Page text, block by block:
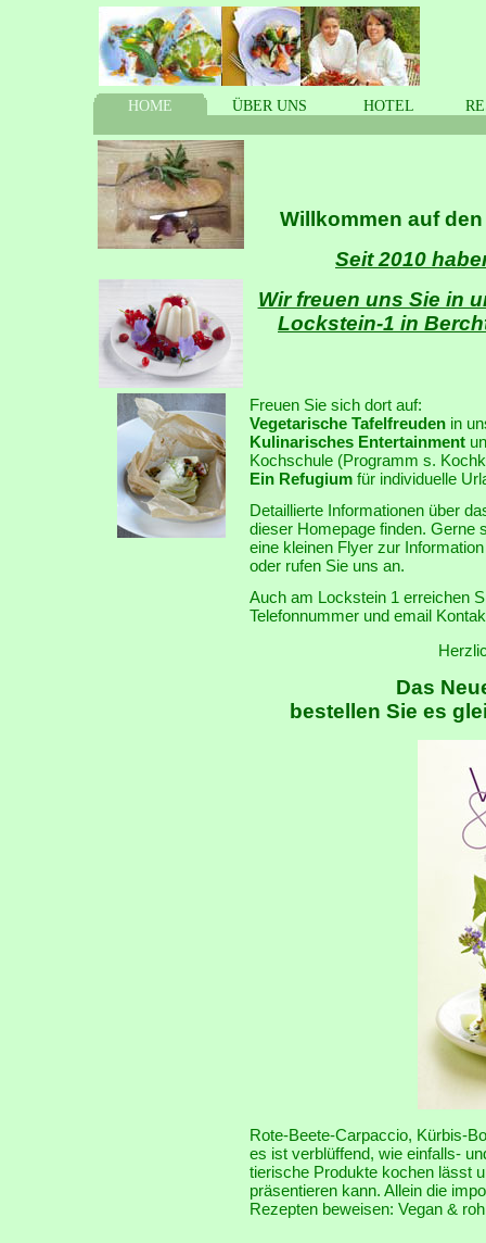
HOME ÜBER. UNS HOTEL
Willkommen auf
Seit 2010
Wir freuen uns Sie in
Lockstein-1 in
Freuen Sie sich dort auf:
Vegetarische Tafelfreuden in
Kulinarisches Entertainment
Kochschule (Programm s.
Ein Refugium für individuelle
Detaillierte Informationen über
dieser Homepage finden. Gerne
eine kleinen Flyer zur
oder rufen Sie uns an.
Auch am Lockstein 1 erreichen
Telefonnummer und email
Das
bestellen Sie es
Rote-Beete-Carpaccio, Kürbis-
es ist verblüffend, wie einfalls-
tierische Produkte kochen lässt
präsentieren kann. Allein die
Rezepten beweisen: Vegan &